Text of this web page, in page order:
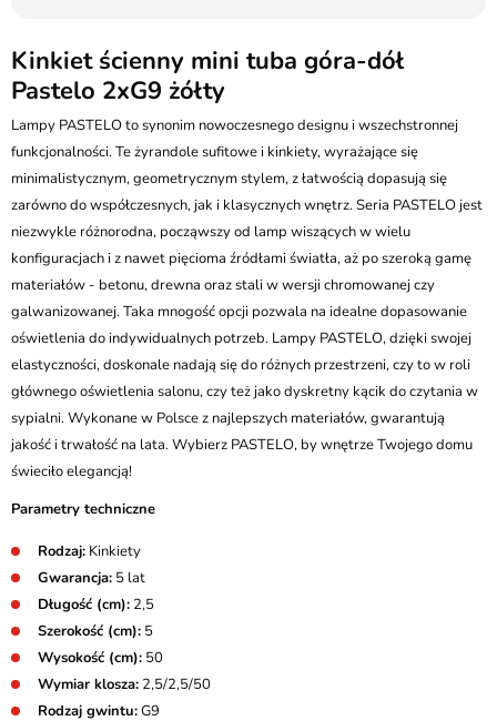
(od 1000 zł dla gabarytów, nie dotyczy produktów 3m)
Pobranie:
Poczta Polska Kurier 48H - 16 zł
Kurier GLS - 20 zł
Przesyłka Gabarytowa - 35 zł
Batalionów Chłopskich 12, 94-058 Łódź
506 336 320
kontakt@ledstyl.pl
Kinkiet ścienny mini tuba góra-dół
Pastelo 2xG9 żółty
Lampy PASTELO to synonim nowoczesnego designu i wszechstronnej
funkcjonalności. Te żyrandole sufitowe i kinkiety, wyrażające się
minimalistycznym, geometrycznym stylem, z łatwością dopasują się
zarówno do współczesnych, jak i klasycznych wnętrz. Seria PASTELO jest
niezwykle różnorodna, począwszy od lamp wiszących w wielu
konfiguracjach i z nawet pięcioma źródłami światła, aż po szeroką gamę
materiałów - betonu, drewna oraz stali w wersji chromowanej czy
galwanizowanej. Taka mnogość opcji pozwala na idealne dopasowanie
oświetlenia do indywidualnych potrzeb. Lampy PASTELO, dzięki swojej
elastyczności, doskonale nadają się do różnych przestrzeni, czy to w roli
głównego oświetlenia salonu, czy też jako dyskretny kącik do czytania w
sypialni. Wykonane w Polsce z najlepszych materiałów, gwarantują
jakość i trwałość na lata. Wybierz PASTELO, by wnętrze Twojego domu
świeciło elegancją!
Parametry techniczne
Rodzaj: Kinkiety
Gwarancja: 5 lat
Długość (cm): 2,5
Szerokość (cm): 5
Wysokość (cm): 50
Wymiar klosza: 2,5/2,5/50
Rodzaj gwintu:G9